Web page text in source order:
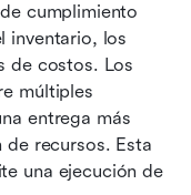
cumplimiento
inventario, los
de costos. Los
múltiples
entrega más
recursos. Esta
una ejecución de